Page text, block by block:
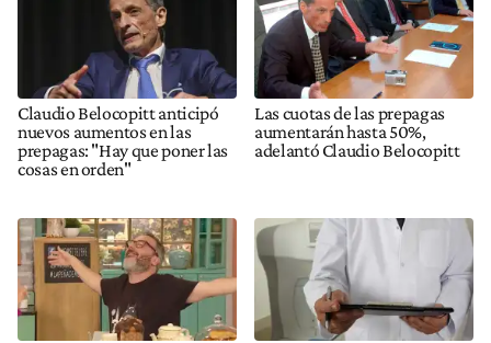
Claudio Belocopitt anticipó
nuevos aumentos en las
prepagas: "Hay que poner las
cosas en orden"
Las cuotas de las prepagas
aumentarán hasta 50%,
adelantó Claudio Belocopitt